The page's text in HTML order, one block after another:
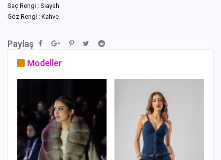
Saç Rengi : Siayah
Göz Rengi : Kahve
Paylaş
Modeller